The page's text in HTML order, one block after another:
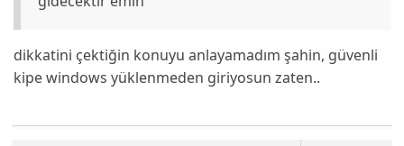
dikkatini çektiğin konuyu anlayamadım şahin, güvenli
kipe windows yüklenmeden giriyosun zaten..